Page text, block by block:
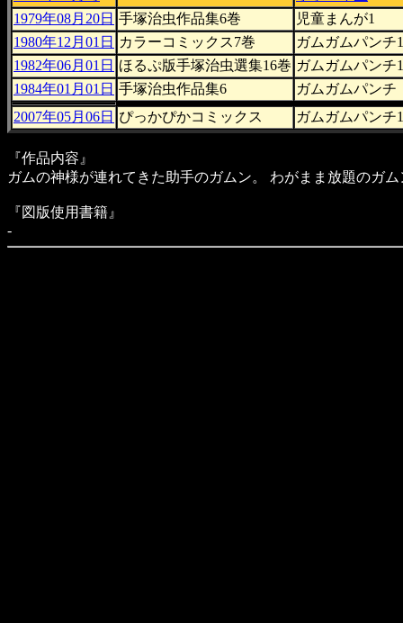
1979年08月20日 手塚治虫作品集6巻
児童まんが1
1980年12月01日
カラーコミックス7巻
ガムガムパンチ1
1982年06月01日 ほるぷ版手塚治虫選集16巻 ガムガムパンチ1
1984年01月01日 手塚治虫作品集6
ガムガムパンチ
2007年05月06日 ぴっかぴかコミックス ガムガムパンチ1
『作品内容』
ガムの神様が連れてきた助手のガムン。 わがまま放題のガ
『図版使用書籍』
-